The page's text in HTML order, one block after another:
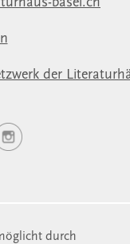
basel.ch
der
durch